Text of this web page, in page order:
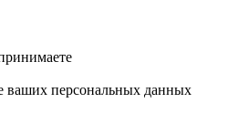
ваших персональных данных